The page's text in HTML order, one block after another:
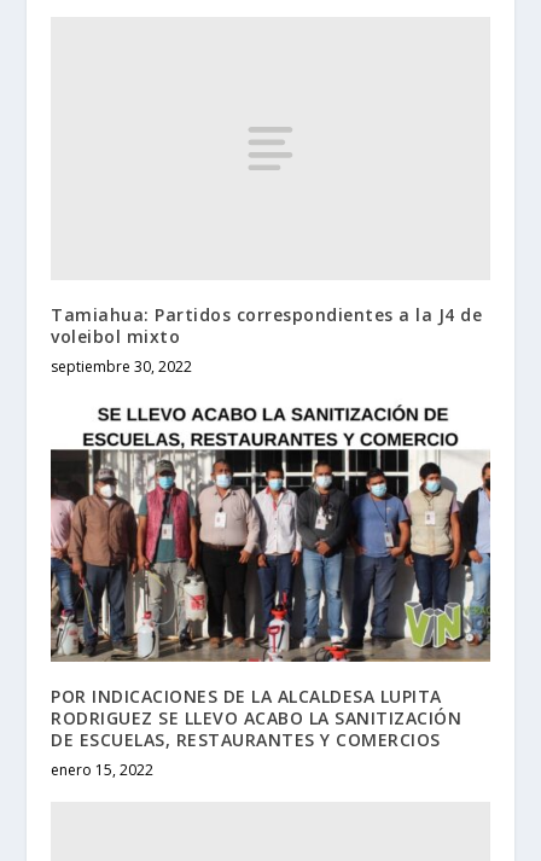
Tamiahua: Partidos correspondientes a la J4 de
voleibol mixto
septiembre 30, 2022
POR INDICACIONES DE LA ALCALDESA LUPITA
RODRIGUEZ SE LLEVO ACABO LA SANITIZACIÓN
DE ESCUELAS, RESTAURANTES Y COMERCIOS
enero 15, 2022